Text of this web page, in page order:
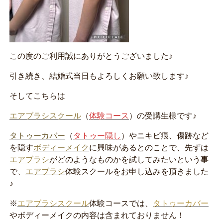
この度のご利用誠にありがとうございました♪
引き続き、結婚式当日もよろしくお願い致します♪
そしてこちらは
エアブラシスクール（体験コース ）の受講生様です♪
タトゥーカバー （ タトゥー隠し ）やニキビ痕、傷跡など
を隠すボディーメイク に興味があるとのことで、先ずは
エアブラシがどのようなものかを試してみたいという事
で、 エアブラシ体験スクールをお申し込みを頂きました
♪
※エアブラシスクール体験コースでは、
タトゥーカバー
やボディーメイクの内容は含まれておりません！